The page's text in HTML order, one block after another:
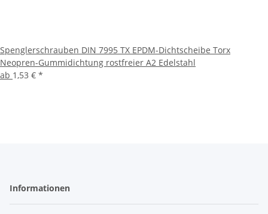
Spenglerschrauben DIN 7995 TX EPDM-Dichtscheibe Torx
Neopren-Gummidichtung rostfreier A2 Edelstahl
ab 1,53 € *
Informationen